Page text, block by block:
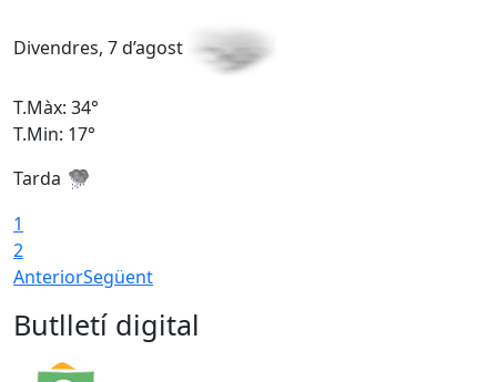
Divendres, 7 d’agost
T.Màx: 34°
T.Min: 17°
Tarda
1
2
AnteriorSegüent
Butlletí digital